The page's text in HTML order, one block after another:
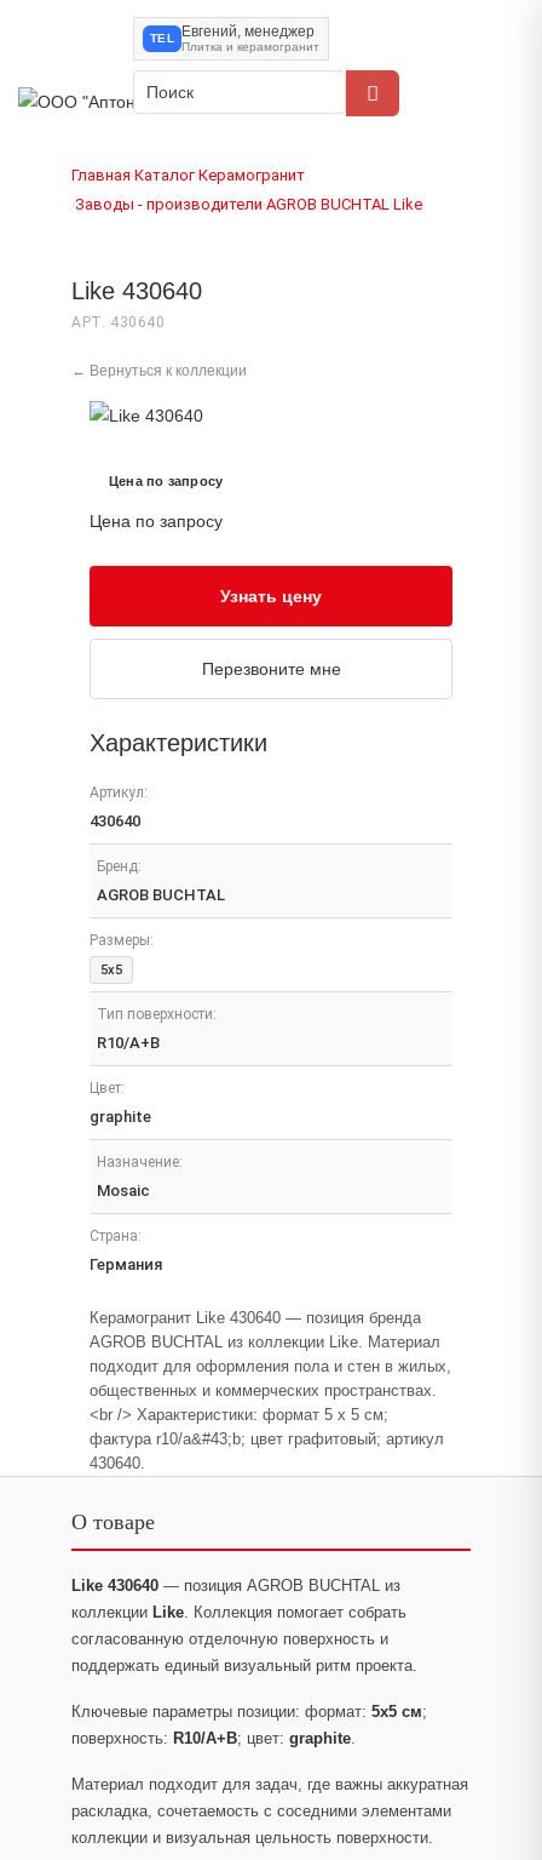
TEL Евгений, менеджер
Плитка и керамогранит
Главная›Каталог›Керамогранит
›Заводы - производители›AGROB BUCHTAL›Like
Like 430640
АРТ. 430640
← Вернуться к коллекции
Цена по запросу
Цена по запросу
Узнать цену
Перезвоните мне
Характеристики
Артикул:
430640
Бренд:
AGROB BUCHTAL
Размеры:
5x5
Тип поверхности:
R10/A+B
Цвет:
graphite
Назначение:
Mosaic
Страна:
Германия
Керамогранит Like 430640 — позиция бренда
AGROB BUCHTAL из коллекции Like. Материал
подходит для оформления пола и стен в жилых,
общественных и коммерческих пространствах.
<br /> Характеристики: формат 5 x 5 см;
фактура r10/a&#43;b; цвет графитовый; артикул
430640.
О товаре
Like 430640 — позиция AGROB BUCHTAL из
коллекции Like. Коллекция помогает собрать
согласованную отделочную поверхность и
поддержать единый визуальный ритм проекта.
Ключевые параметры позиции: формат: 5x5 см;
поверхность: R10/A+B; цвет: graphite.
Материал подходит для задач, где важны аккуратная
раскладка, сочетаемость с соседними элементами
коллекции и визуальная цельность поверхности.